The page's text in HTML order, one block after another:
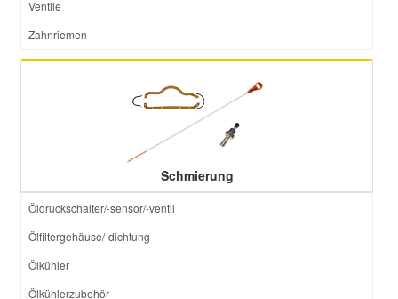
Ventile
Zahnriemen
Schmierung
Öldruckschalter/-sensor/-ventil
Ölfiltergehäuse/-dichtung
Ölkühler
Ölkühlerzubehör